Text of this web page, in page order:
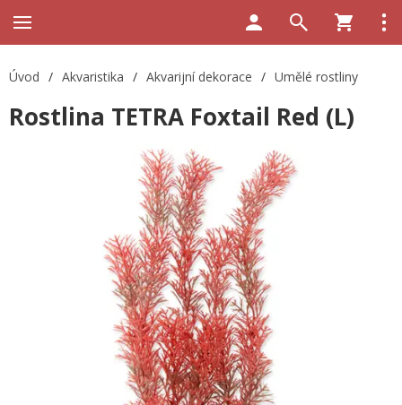
Úvod / Akvaristika / Akvarijní dekorace / Umělé rostliny
Rostlina TETRA Foxtail Red (L)